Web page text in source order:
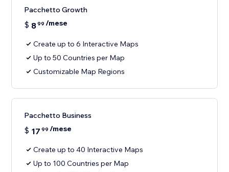
Pacchetto Growth
$ 899 /mese
Create up to 6 Interactive Maps
Up to 50 Countries per Map
Customizable Map Regions
Pacchetto Business
$ 17 99 /mese
Create up to 40 Interactive Maps
Up to 100 Countries per Map